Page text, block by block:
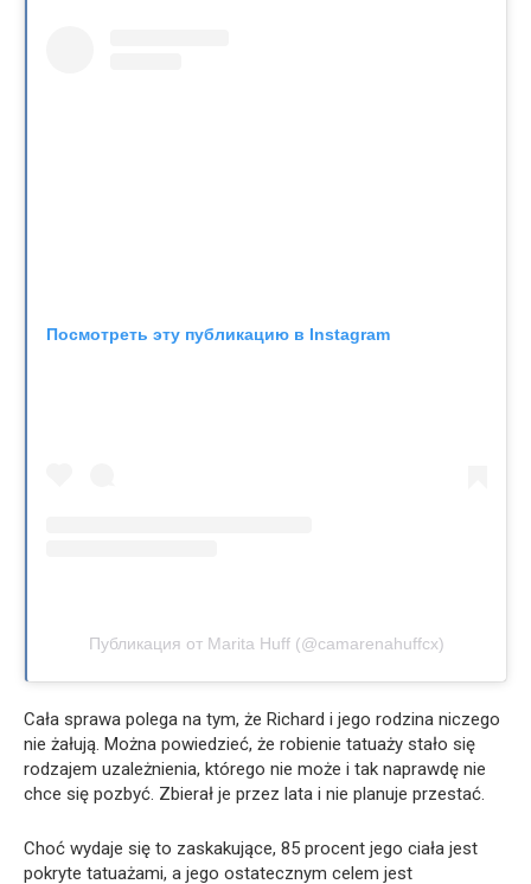
Посмотреть эту публикацию в Instagram
Публикация от Marita Huff (@camarenahuffcx)
Cała sprawa polega na tym, że Richard i jego rodzina niczego
nie żałują. Można powiedzieć, że robienie tatuaży stało się
rodzajem uzależnienia, którego nie może i tak naprawdę nie
chce się pozbyć. Zbierał je przez lata i nie planuje przestać.
Choć wydaje się to zaskakujące, 85 procent jego ciała jest
pokryte tatuażami, a jego ostatecznym celem jest